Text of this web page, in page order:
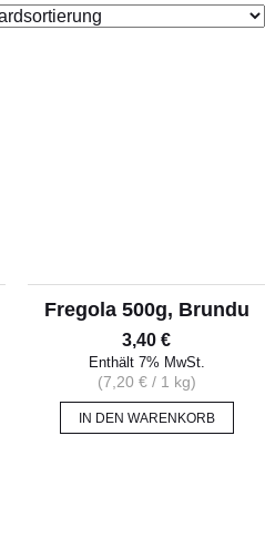
Fregola 500g, Brundu
3,40 €
Enthält 7% MwSt.
(7,20 €/ 1 kg)
IN DEN WARENKORB